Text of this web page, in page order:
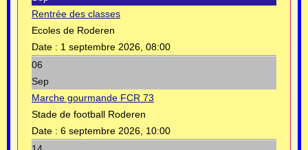
Rentrée des classes
Ecoles de Roderen
Date : 1 septembre 2026, 08:00
06
Sep
Marche gourmande FCR 73
Stade de football Roderen
Date : 6 septembre 2026, 10:00